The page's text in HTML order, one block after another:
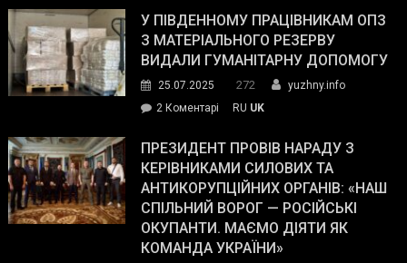
завойовує
симпатії
виборців
The
Street
Journal.
У ПІВДЕННОМУ ПРАЦІВНИКАМ ОПЗ
З МАТЕРІАЛЬНОГО РЕЗЕРВУ
ВИДАЛИ ГУМАНІТАРНУ ДОПОМОГУ
25.07.2025 272
yuzhny.info
2 Коментарі
Південному
працівникам
ОПЗ
з
матеріального
резерву
RU UK
ПРЕЗИДЕНТ ПРОВІВ НАРАДУ З
КЕРІВНИКАМИ СИЛОВИХ ТА
АНТИКОРУПЦІЙНИХ ОРГАНІВ: «НАШ
СПІЛЬНИЙ ВОРОГ — РОСІЙСЬКІ
ОКУПАНТИ. МАЄМО ДІЯТИ ЯК
КОМАНДА УКРАЇНИ»